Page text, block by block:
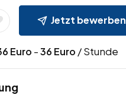
Jetzt bewerben
Euro -36 Euro / Stunde